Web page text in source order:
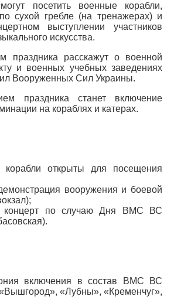
посетить военные корабли,
сухой гребле (на тренажерах) и
выступлении участников
искусства.
праздника расскажут о военной
и военных учебных заведениях
Вооруженных Сил Украины.
праздника станет включение
на кораблях и катерах.
открыты для посещения
вооружения и боевой
по случаю Дня ВМС ВС
включения в состав ВМС ВС
«Лубны», «Кременчуг»,